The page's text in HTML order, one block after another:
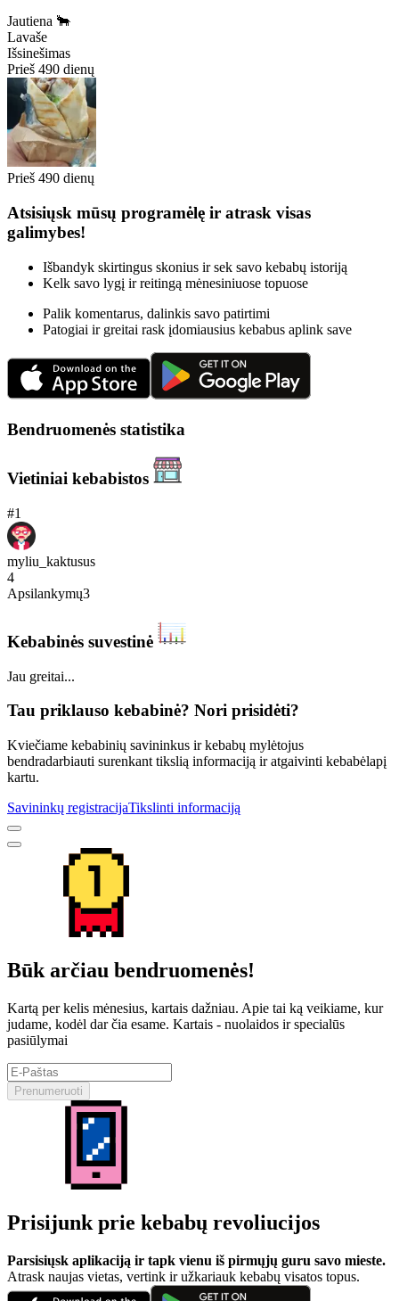
Jautiena 🐂
Lavaše
Išsinešimas
Prieš 490 dienų
Prieš 490 dienų
Atsisiųsk mūsų programėlę ir atrask visas
galimybes!
Išbandyk skirtingus skonius ir sek savo kebabų istoriją
Kelk savo lygį ir reitingą mėnesiniuose topuose
Palik komentarus, dalinkis savo patirtimi
Patogiai ir greitai rask įdomiausius kebabus aplink save
Bendruomenės statistika
Vietiniai kebabistos
#1
myliu_kaktusus
4
Apsilankymų3
Kebabinės suvestinė
Jau greitai...
Tau priklauso kebabinė? Nori prisidėti?
Kviečiame kebabinių savininkus ir kebabų mylėtojus
bendradarbiauti surenkant tikslią informaciją ir atgaivinti kebabėlapį
kartu.
Savininkų registracijaTikslinti informaciją
Būk arčiau bendruomenės!
Kartą per kelis mėnesius, kartais dažniau. Apie tai ką veikiame, kur
judame, kodėl dar čia esame. Kartais - nuolaidos ir specialūs
pasiūlymai
Prenumeruoti
Prisijunk prie kebabų revoliucijos
Parsisiųsk aplikaciją ir tapk vienu iš pirmųjų guru savo mieste.
Atrask naujas vietas, vertink ir užkariauk kebabų visatos topus.